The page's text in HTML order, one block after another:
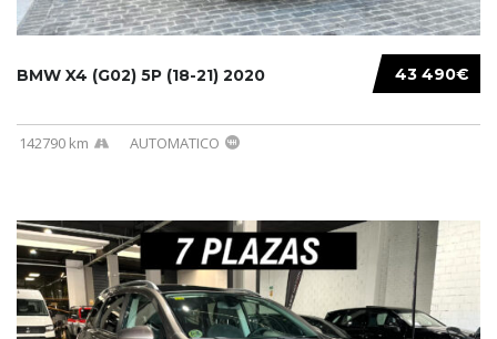
43 490€
BMW X4 (G02) 5P (18-21) 2020
142790 km AUTOMATICO